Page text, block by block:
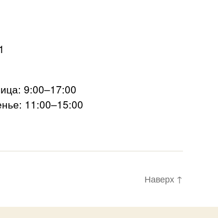
9:00–17:00
11:00–15:00
Наверх ↑